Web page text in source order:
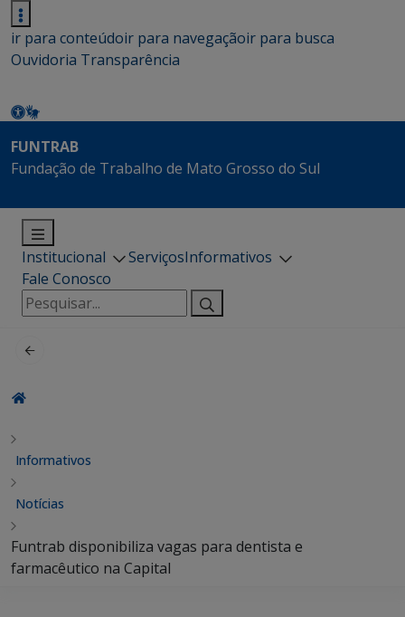
ir para conteúdoir para navegaçãoir para busca
Ouvidoria Transparência
FUNTRAB
Fundação de Trabalho de Mato Grosso do Sul
Institucional ServiçosInformativos
Fale Conosco
Pesquisar
por:
Informativos
Notícias
Funtrab disponibiliza vagas para dentista e
farmacêutico na Capital